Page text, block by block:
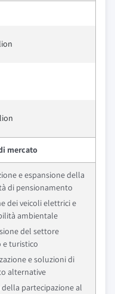
mercato
e espansione della
di pensionamento
dei veicoli elettrici e
ambientale
del settore
e turistico
e soluzioni di
alternative
della partecipazione al